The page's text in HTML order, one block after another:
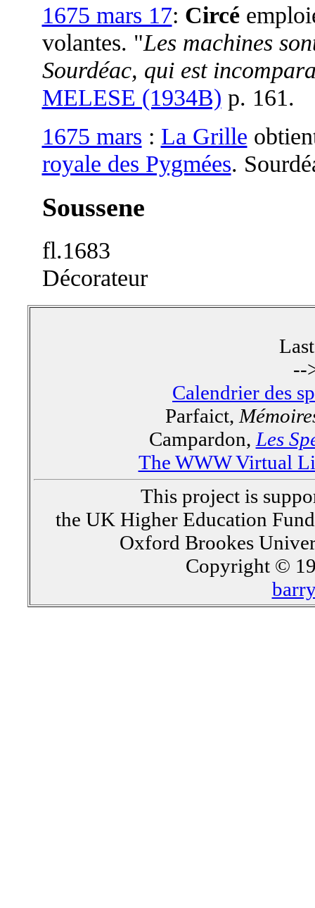
1675 mars 17: Circé
volantes. "Les machines
Sourdéac, qui est
MELESE (1934B) p. 161.
1675 mars : La Grille
royale des Pygmées.
Soussene
fl.1683
Décorateur
--
Calendrier des
Parfaict,
Campardon, Les
The WWW Virtual
This project is
the UK Higher Education
Oxford Brookes
Copyright ©